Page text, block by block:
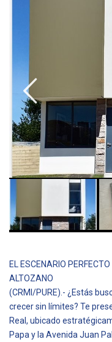
EL ESCENARIO
ALTOZANO
(CRMI/PURE).- ¿Estás
crecer sin límites? Te
Real, ubicado
Papa y la Avenida Juan